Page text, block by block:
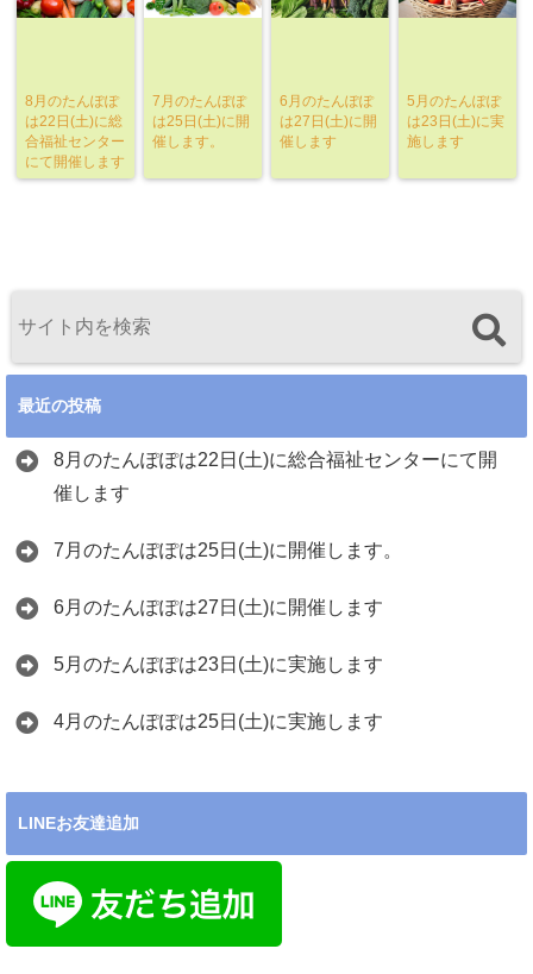
8月のたんぽぽ
は22日(土)に総
合福祉センター
にて開催します
7月のたんぽぽ
は25日(土)に開
催します。
6月のたんぽぽ
は27日(土)に開
催します
5月のたんぽぽ
は23日(土)に実
施します
最近の投稿
8月のたんぽぽは22日(土)に総合福祉センターにて開
催します
7月のたんぽぽは25日(土)に開催します。
6月のたんぽぽは27日(土)に開催します
5月のたんぽぽは23日(土)に実施します
4月のたんぽぽは25日(土)に実施します
LINEお友達追加